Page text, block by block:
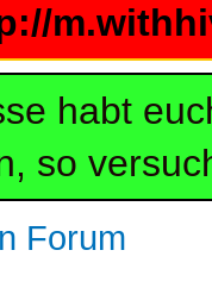
habt
so
Forum